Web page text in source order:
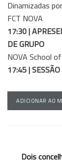
Dinamizadas
FCT NOVA
17:30 |
DE GRUPO
NOVA School
17:45 |
ADICIONAR AO
Dois